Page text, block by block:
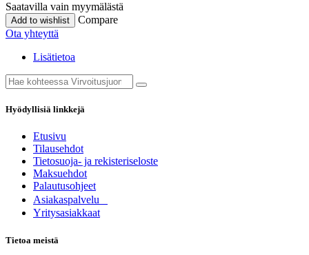
Saatavilla vain myymälästä
Add to wishlist
Compare
Ota yhteyttä
Lisätietoa
Hyödyllisiä linkkejä
Etusivu
Tilausehdot
Tietosuoja- ja rekisteriseloste
Maksuehdot
Palautusohjeet
Asia​k​aspalvelu
​Yritysasiakkaat
Tietoa meistä